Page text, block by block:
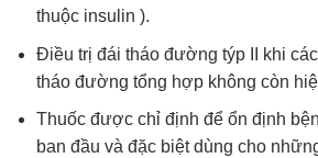
thuộc insulin ).
Điều trị đái tháo đường týp II khi
tháo đường tổng hợp không còn
Thuốc được chỉ định để ổn định
ban đầu và đặc biệt dùng cho